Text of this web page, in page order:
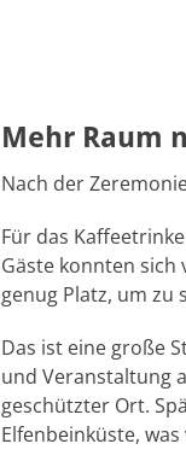
Mehr Raum
Nach der
Für das
Gäste konnten sich
genug Platz, um
Das ist eine große
und Veranstaltung
geschützter Ort.
Elfenbeinküste,